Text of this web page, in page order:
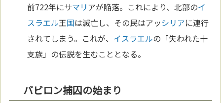
前722年にサマリアが陥落。これにより、北部のイ
スラエル王国は滅亡し、その民はアッシリアに連行
されてしまう。これが、 イスラエルの「失われた十
支族」の伝説を生むこととなる。
バビロン捕囚の始まり